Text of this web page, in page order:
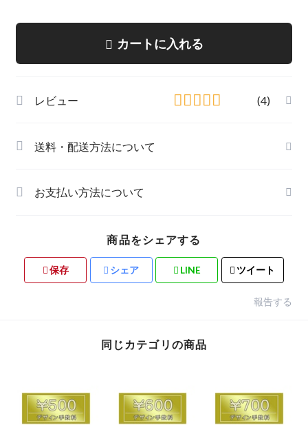
カートに入れる
レビュー (4)
送料・配送方法について
お支払い方法について
商品をシェアする
保存 シェア LINE ツイート
報告する
同じカテゴリの商品